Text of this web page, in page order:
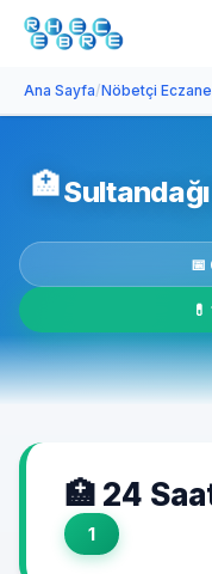
Ana Sayfa/Nöbetçi Eczane
🏥
📅
🏥 24
1